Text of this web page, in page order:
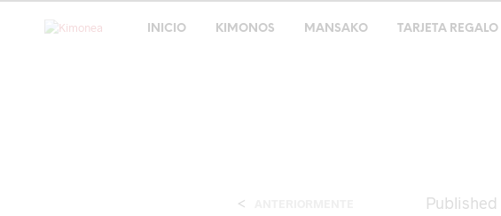
INICIO KIMONOS MANSAKO TARJETA REGALO
Published
<